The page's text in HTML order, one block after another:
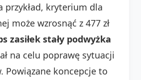
przykład, kryterium dla
może wzrosnąć z 477 zł
zasiłek stały podwyżka
na celu poprawę sytuacji
Powiązane koncepcje to